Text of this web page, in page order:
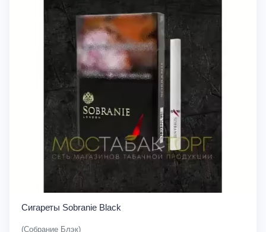
Сигареты Sobranie Black
(Собрание Блэк)